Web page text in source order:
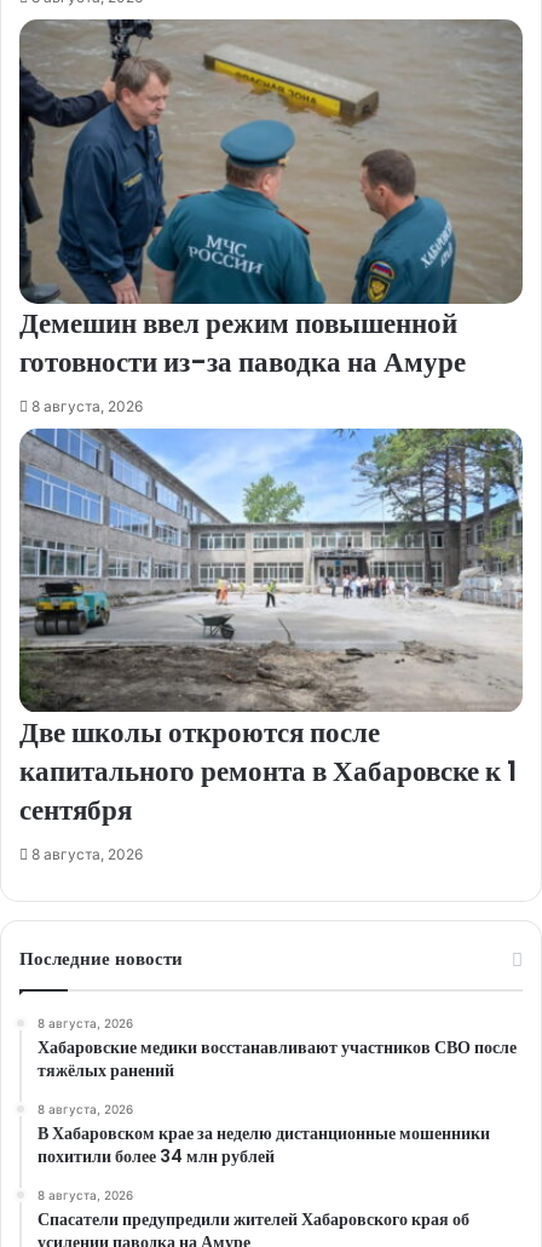
Демешин ввел режим повышенной
готовности из-за паводка на Амуре
8 августа, 2026
Две школы откроются после
капитального ремонта в Хабаровске к 1
сентября
8 августа, 2026
Последние новости
8 августа, 2026
Хабаровские медики восстанавливают участников СВО после
тяжёлых ранений
8 августа, 2026
В Хабаровском крае за неделю дистанционные мошенники
похитили более 34 млн рублей
8 августа, 2026
Спасатели предупредили жителей Хабаровского края об
усилении паводка на Амуре